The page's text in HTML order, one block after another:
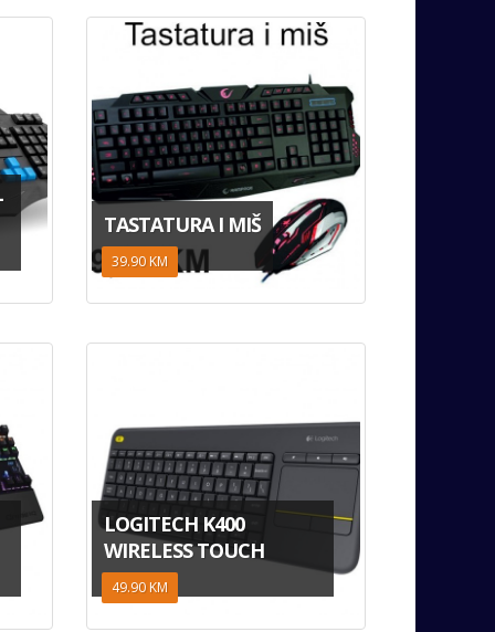
TASTATURA I MIŠ
39.90 KM
LOGITECH K400
WIRELESS TOUCH
49.90 KM